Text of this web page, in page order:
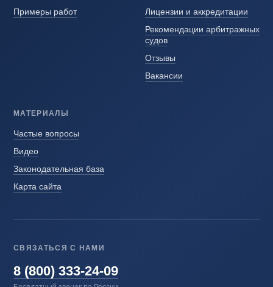
Примеры работ
Лицензии и аккредитации
Рекомендации арбитражных
судов
Отзывы
Вакансии
МАТЕРИАЛЫ
Частые вопросы
Видео
Законодательная база
Карта сайта
СВЯЗАТЬСЯ С НАМИ
8 (800) 333-24-09